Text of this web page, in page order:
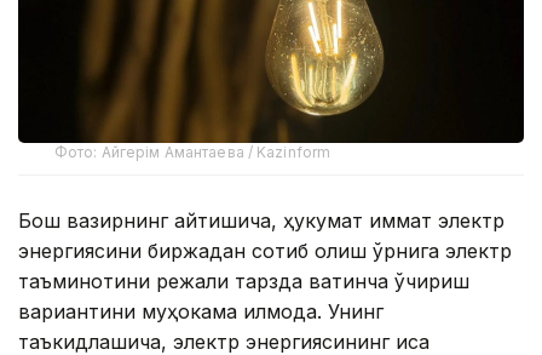
Фото: Айгерім Амантаева / Kazinform
Бош вазирнинг айтишича, ҳукумат қиммат электр
энергиясини биржадан сотиб олиш ўрнига электр
таъминотини режали тарзда вақтинча ўчириш
вариантини муҳокама қилмоқда. Унинг
таъкидлашича, электр энергиясининг қисқа